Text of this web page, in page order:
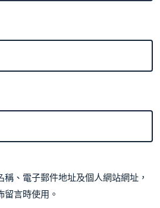
稱、電子郵件地址及個人網站網址，
留言時使用。